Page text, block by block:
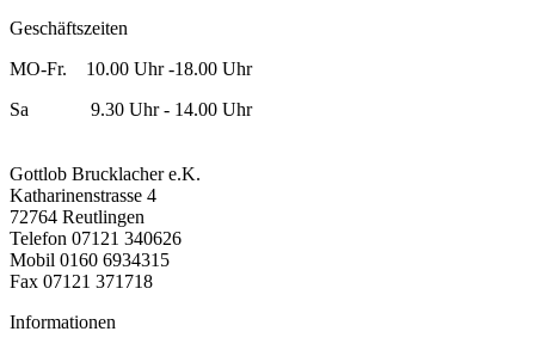
Geschäftszeiten
MO-Fr. 10.00 Uhr -18.00 Uhr
Sa 9.30 Uhr - 14.00 Uhr
Gottlob Brucklacher e.K.
Katharinenstrasse 4
72764 Reutlingen
Telefon 07121 340626
Mobil 0160 6934315
Fax 07121 371718
Informationen